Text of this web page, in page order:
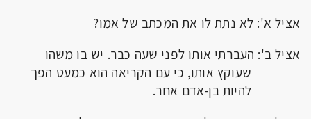
אציל א': לא נתת לו את המכתב של אמו?
אציל ב': העברתי אותו לפני שעה כבר. יש בו משהו
שעוקץ אותו, כי עם הקריאה הוא כמעט הפך
להיות בן-אדם אחר.